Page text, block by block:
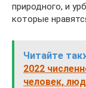
природного, и
которые
Читайте
2022
человек,